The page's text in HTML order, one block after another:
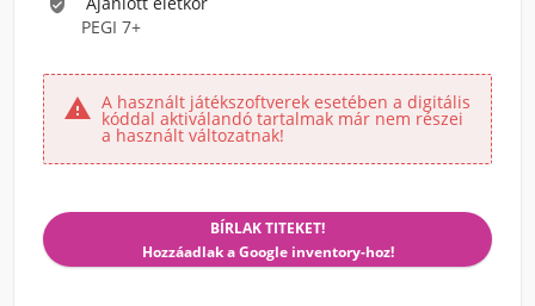

PEGI 7+
 A használt játékszoftverek esetében a digitális
kóddal aktiválandó tartalmak már nem részei
a használt változatnak!
BÍRLAK TITEKET!
Hozzáadlak a Google inventory-hoz!